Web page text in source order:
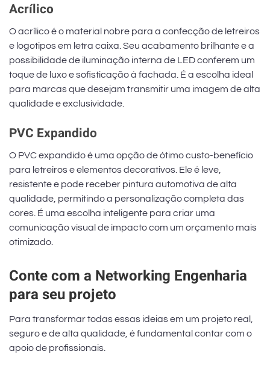
Acrílico
O acrílico é o material nobre para a confecção de letreiros
e logotipos em letra caixa. Seu acabamento brilhante e a
possibilidade de iluminação interna de LED conferem um
toque de luxo e sofisticação à fachada. É a escolha ideal
para marcas que desejam transmitir uma imagem de alta
qualidade e exclusividade.
PVC Expandido
O PVC expandido é uma opção de ótimo custo-benefício
para letreiros e elementos decorativos. Ele é leve,
resistente e pode receber pintura automotiva de alta
qualidade, permitindo a personalização completa das
cores. É uma escolha inteligente para criar uma
comunicação visual de impacto com um orçamento mais
otimizado.
Conte com a Networking Engenharia
para seu projeto
Para transformar todas essas ideias em um projeto real,
seguro e de alta qualidade, é fundamental contar com o
apoio de profissionais.